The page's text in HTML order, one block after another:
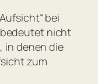
bei
bedeutet nicht
in denen die
zum